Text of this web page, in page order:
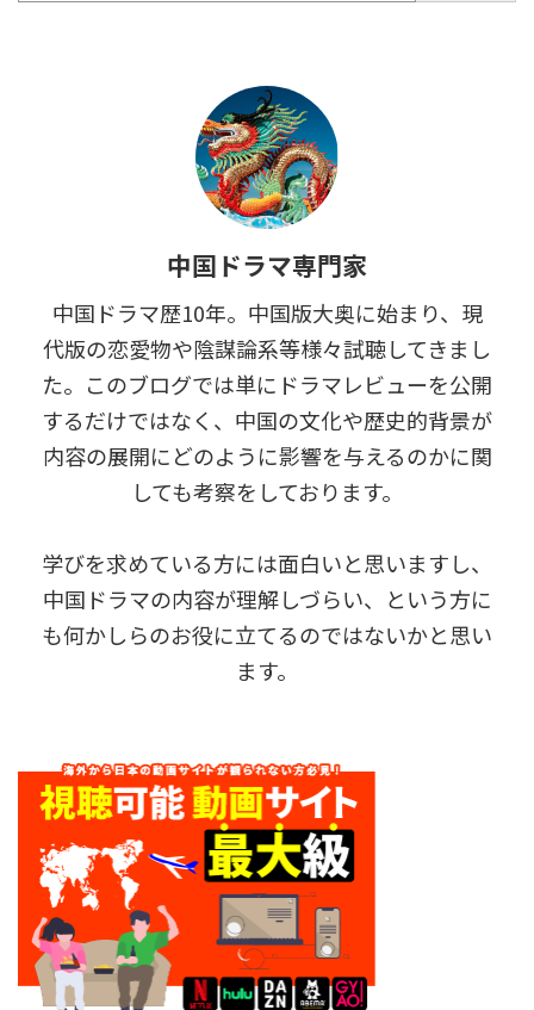
中国ドラマ専門家
中国ドラマ歴10年。中国版大奥に始まり、現
代版の恋愛物や陰謀論系等様々試聴してきまし
た。このブログでは単にドラマレビューを公開
するだけではなく、中国の文化や歴史的背景が
内容の展開にどのように影響を与えるのかに関
しても考察をしております。
学びを求めている方には面白いと思いますし、
中国ドラマの内容が理解しづらい、という方に
も何かしらのお役に立てるのではないかと思い
ます。